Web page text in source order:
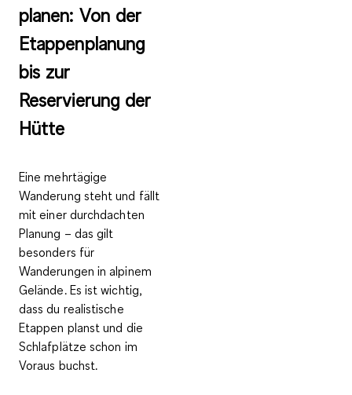
planen: Von der
Etappenplanung
bis zur
Reservierung der
Hütte
Eine mehrtägige
Wanderung steht und fällt
mit einer durchdachten
Planung – das gilt
besonders für
Wanderungen in alpinem
Gelände. Es ist wichtig,
dass du realistische
Etappen planst und die
Schlafplätze schon im
Voraus buchst.